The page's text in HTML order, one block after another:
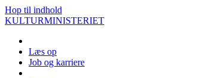
Hop til indhold
KULTURMINISTERIET
Læs op
Job og karriere